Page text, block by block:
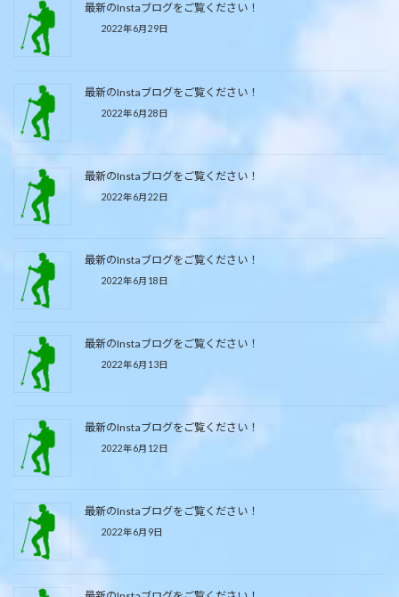
最新のInstaブログをご覧ください！
2022年6月29日
最新のInstaブログをご覧ください！
2022年6月28日
最新のInstaブログをご覧ください！
2022年6月22日
最新のInstaブログをご覧ください！
2022年6月18日
最新のInstaブログをご覧ください！
2022年6月13日
最新のInstaブログをご覧ください！
2022年6月12日
最新のInstaブログをご覧ください！
2022年6月9日